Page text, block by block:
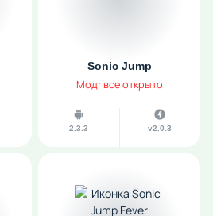
Sonic Jump
Мод: все открыто
2.3.3 v2.0.3